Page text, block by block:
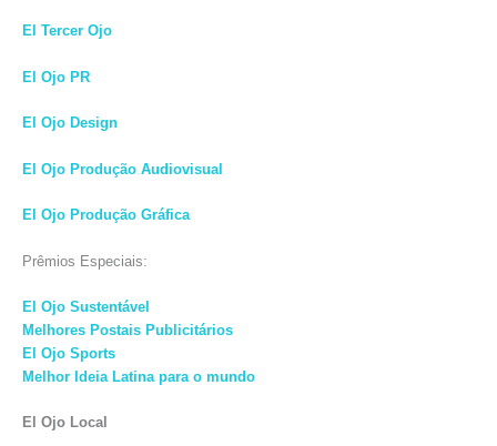
El Tercer Ojo
El Ojo PR
El Ojo Design
El Ojo Produção Audiovisual
El Ojo Produção Gráfica
Prêmios Especiais:
El Ojo Sustentável
Melhores Postais Publicitários
El Ojo Sports
Melhor Ideia Latina para o mundo
El Ojo Local